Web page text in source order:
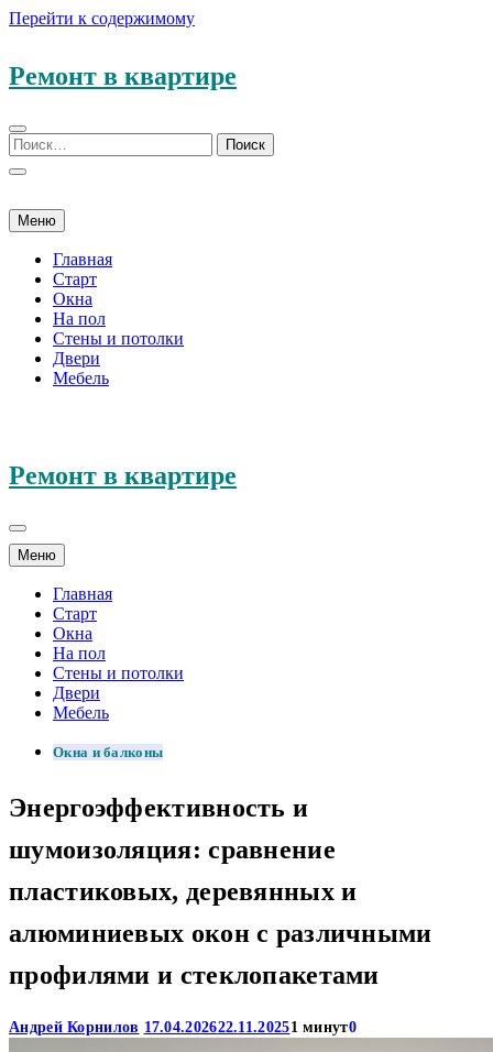
Перейти к содержимому
Ремонт в квартире
Меню
Главная
Старт
Окна
На пол
Стены и потолки
Двери
Мебель
Ремонт в квартире
Меню
Главная
Старт
Окна
На пол
Стены и потолки
Двери
Мебель
Окна и балконы
Энергоэффективность и
шумоизоляция: сравнение
пластиковых, деревянных и
алюминиевых окон с различными
профилями и стеклопакетами
Андрей Корнилов 17.04.202622.11.20251 минут0